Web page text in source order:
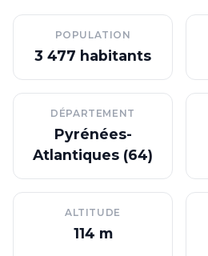
POPULATION
3 477 habitants
DÉPARTEMENT
Pyrénées-
Atlantiques (64)
ALTITUDE
114 m